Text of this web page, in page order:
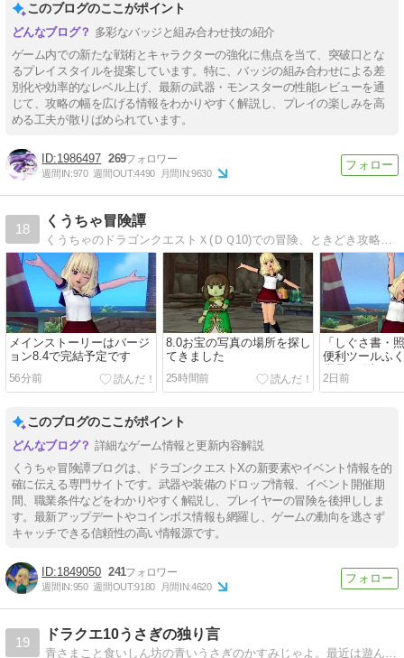
このブログのここがポイント
多彩なバッジと組み合わせ技の紹介
ゲーム内での新たな戦術とキャラクターの強化に焦点を当て、突破口とな
るプレイスタイルを提案しています。特に、バッジの組み合わせによる差
別化や効率的なレベル上げ、最新の武器・モンスターの性能レビューを通
じて、攻略の幅を広げる情報をわかりやすく解説し、プレイの楽しみを高
める工夫が散りばめられています。
1986497 269
週間IN:970 週間OUT:4490 月間IN:9630
18
くうちゃ冒険譚
くうちゃのドラゴンクエストＸ(ＤＱ10)での冒険、ときどき攻略のドラクエ10ブログ
メインストーリーはバージ
ョン8.4で完結予定です
56分前
8.0お宝の写真の場所を探し
てきました
25時間前
「しぐさ書・
便利ツールふ
賞品に追加さ
2日前
このブログのここがポイント
詳細なゲーム情報と更新内容解説
くうちゃ冒険譚ブログは、ドラゴンクエストXの新要素やイベント情報を的
確に伝える専門サイトです。武器や装備のドロップ情報、イベント開催期
間、職業条件などをわかりやすく解説し、プレイヤーの冒険を後押ししま
す。最新アップデートやコインボス情報も網羅し、ゲームの動向を逃さず
キャッチできる信頼性の高い情報源です。
1849050 241
週間IN:950 週間OUT:9180 月間IN:4620
19
ドラクエ10うさぎの独り言
青さまこと食いしん坊の青いうさぎのかすみじゃよ。最近は遊んだお写真とYouTube配信時のスライドショーに載せたリスナー様の食べ物写真を毎日の記事にしてるうさよ。